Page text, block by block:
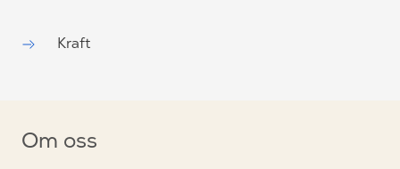
Kraft
Om oss